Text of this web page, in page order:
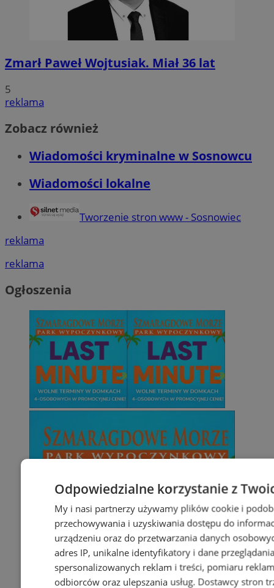
Zmarł Paweł Wojtusiak. Miał 36 lat
5
reklama
Zobacz również
Wiadomości kryminalne w Sosnowcu
Wiadomości lokalne
Tworzenie stron www - Sosnowiec
reklama
reklama
Ogłoszenia
Odpowiedzialne korzystanie z
My i nasi partnerzy używamy plików cookie i
przechowywania i uzyskiwania dostępu do
urządzeniu oraz do przetwarzania danych
adres IP, unikalne identyfikatory i dane
spersonalizowanych reklam i treści, pomiaru
odbiorców oraz ulepszania usług. Dostawcy stron